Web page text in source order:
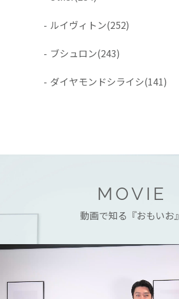
- ルイヴィトン(252)
- ブシュロン(243)
- ダイヤモンドシライシ(141)
MOVIE
動画で知る『おもいお』